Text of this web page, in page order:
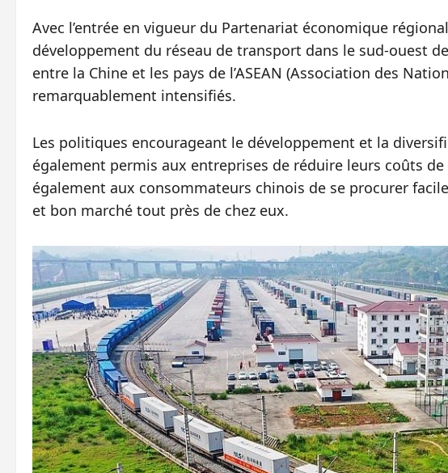
Avec l’entrée en vigueur du Partenariat économique
développement du réseau de transport dans le sud-ouest
entre la Chine et les pays de l’ASEAN (Association des
remarquablement intensifiés.
Les politiques encourageant le développement et la
également permis aux entreprises de réduire leurs coûts
également aux consommateurs chinois de se procurer
et bon marché tout près de chez eux.